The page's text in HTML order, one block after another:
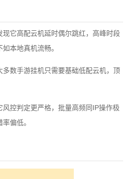
它高配云机延时偶尔跳红，高峰时段
本地真机流畅。
数手游挂机只需要基础低配云机，顶
控判定更严格，批量高频同IP操作极
偏低。